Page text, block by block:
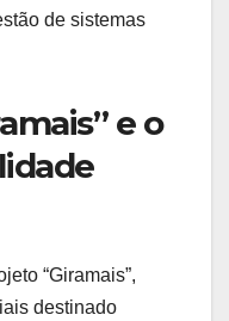
de sistemas
e o
“Giramais”,
destinado